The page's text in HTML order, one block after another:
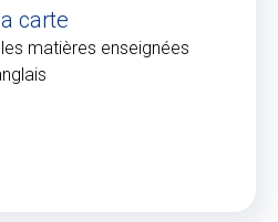
carte
matières enseignées